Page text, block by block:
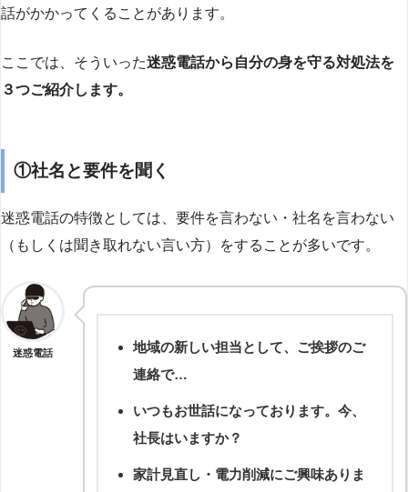
話がかかってくることがあります。
ここでは、そういった迷惑電話から自分の身を守る対処法を
３つご紹介します。
①社名と要件を聞く
迷惑電話の特徴としては、要件を言わない・社名を言わない
（もしくは聞き取れない言い方）をすることが多いです。
迷惑電話
地域の新しい担当として、ご挨拶のご
連絡で…
いつもお世話になっております。今、
社長はいますか？
家計見直し・電力削減にご興味ありま